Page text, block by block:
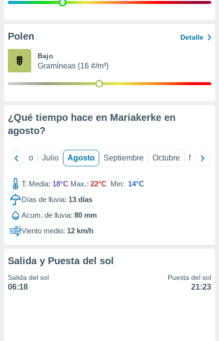
e
publicidad
Polen Detalle
Bajo
Gramíneas (16 #/m³)
¿Qué tiempo hace en Mariakerke en
agosto?
Junio Julio Agosto Septiembre Octubre
T. Media: 18°C Max.: 22°C Min: 14°C
Días de lluvia: 13 días
Acum. de lluvia: 80 mm
Viento medio: 12 km/h
Salida y Puesta del sol
Salida del sol
06:18
Puesta del sol
21:23